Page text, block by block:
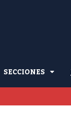
SECCIONES